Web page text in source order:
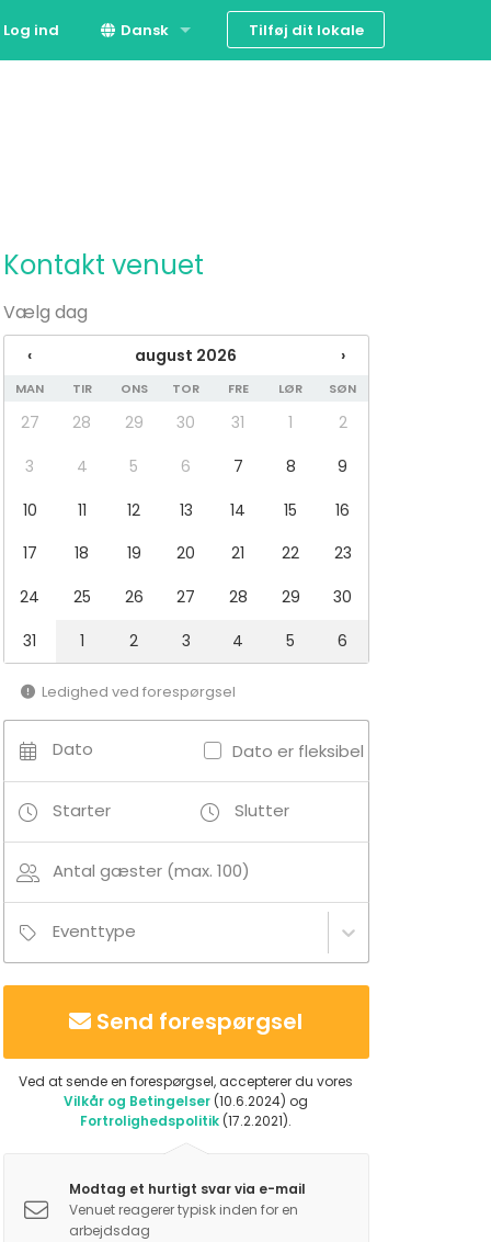
Log ind Dansk Tilføj dit lokale
Kontakt venuet
Vælg dag
‹ august 2026 ›
MAN TIR ONS TOR FRE LØR SØN
27 28 29 30 31 1
2
3
4 5 6 7 8
9
10
11 12 13 14 15
16
17
18 19 20 21 22
23
24
25 26 27 28 29
30
31
1 2 3 4 5 6
Ledighed ved forespørgsel
Dato Dato er fleksibel
Starter Slutter
Antal gæster (max. 100)
Eventtype
Send forespørgsel
Ved at sende en forespørgsel, accepterer du vores
Vilkår og Betingelser (10.6.2024) og
Fortrolighedspolitik (17.2.2021).
Modtag et hurtigt svar via e-mail
Venuet reagerer typisk inden for en
arbejdsdag